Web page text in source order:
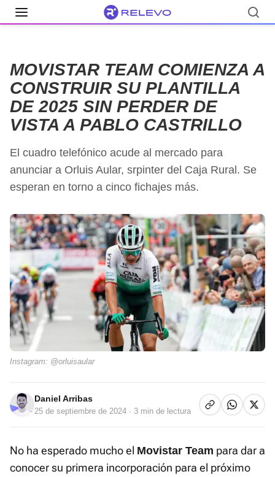
MOVISTAR TEAM COMIENZA A
CONSTRUIR SU PLANTILLA
DE 2025 SIN PERDER DE
VISTA A PABLO CASTRILLO
El cuadro telefónico acude al mercado para
anunciar a Orluis Aular, srpinter del Caja Rural. Se
esperan en torno a cinco fichajes más.
Instagram: @orluisaular
Daniel Arribas
25 de septiembre de 2024 · 3 min de lectura
No ha esperado mucho el Movistar Team para dar a
conocer su primera incorporación para el próximo